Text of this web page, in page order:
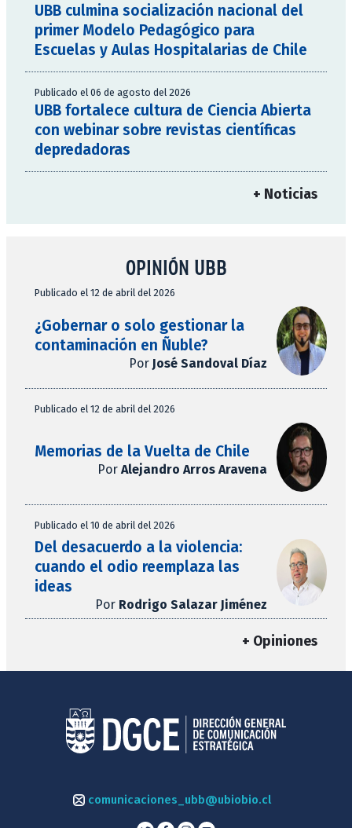
UBB culmina socialización nacional del
primer Modelo Pedagógico para
Escuelas y Aulas Hospitalarias de Chile
Publicado el 06 de agosto del 2026
UBB fortalece cultura de Ciencia Abierta
con webinar sobre revistas científicas
depredadoras
+ Noticias
OPINIÓN UBB
Publicado el 12 de abril del 2026
¿Gobernar o solo gestionar la
contaminación en Ñuble?
Por José Sandoval Díaz
Publicado el 12 de abril del 2026
Memorias de la Vuelta de Chile
Por Alejandro Arros Aravena
Publicado el 10 de abril del 2026
Del desacuerdo a la violencia:
cuando el odio reemplaza las
ideas
Por Rodrigo Salazar Jiménez
+ Opiniones
comunicaciones_ubb@ubiobio.cl